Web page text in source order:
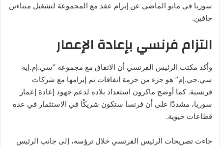
سوريا في مايو الماضي عن إبرام عقد مع المجموعة لتشغيل ميناءين
جافين.
التزام فرنسي بإعادة الإعمار
وأكد مكتب الرئيس الفرنسي أن الاتفاق مع مجموعة “سي.إم.إيه
سي.جي.إم” هو جزء من حزمة اتفاقات تم إبرامها مع شركات
فرنسية. كما أوضح ماكرون استعداد بلاده لدعم جهود إعادة إعمار
سوريا، مشددًا على أن فرنسا ستكون شريكًا في الاستثمار في عدة
قطاعات حيوية.
جاءت تصريحات الرئيس الفرنسي خلال ترؤسه، إلى جانب الرئيس